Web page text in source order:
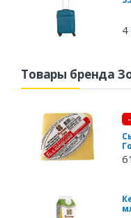
4
Товары бренда